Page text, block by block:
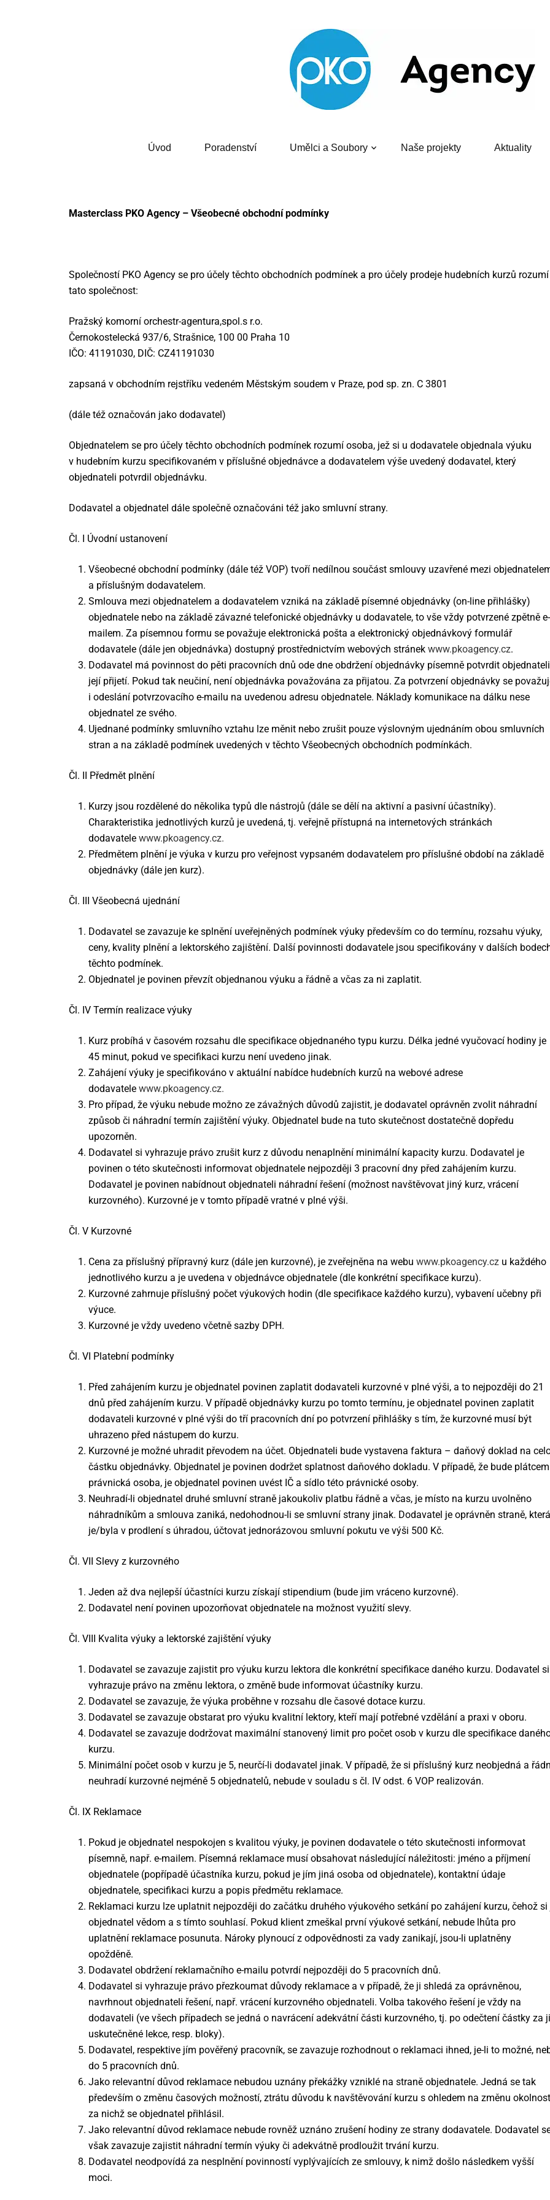
Úvod Poradenství Umělci a Soubory Naše projekty Aktuality
Masterclass PKO Agency – Všeobecné obchodní podmínky
Společností PKO Agency se pro účely těchto obchodních podmínek a pro účely prodeje hudebních kurzů rozumí
tato společnost:
Pražský komorní orchestr-agentura,spol.s r.o.
Černokostelecká 937/6, Strašnice, 100 00 Praha 10
IČO: 41191030, DIČ: CZ41191030
zapsaná v obchodním rejstříku vedeném Městským soudem v Praze, pod sp. zn. C 3801
(dále též označován jako dodavatel)
Objednatelem se pro účely těchto obchodních podmínek rozumí osoba, jež si u dodavatele objednala výuku
v hudebním kurzu specifikovaném v příslušné objednávce a dodavatelem výše uvedený dodavatel, který
objednateli potvrdil objednávku.
Dodavatel a objednatel dále společně označováni též jako smluvní strany.
Čl. I Úvodní ustanovení
Všeobecné obchodní podmínky (dále též VOP) tvoří nedílnou součást smlouvy uzavřené mezi
a příslušným dodavatelem.
Smlouva mezi objednatelem a dodavatelem vzniká na základě písemné objednávky (on-line přihlášky)
objednatele nebo na základě závazné telefonické objednávky u dodavatele, to vše vždy potvrzené zpětně e-
mailem. Za písemnou formu se považuje elektronická pošta a elektronický objednávkový formulář
dodavatele (dále jen objednávka) dostupný prostřednictvím webových stránek www.pkoagency.cz.
Dodavatel má povinnost do pěti pracovních dnů ode dne obdržení objednávky písemně potvrdit objednateli
její přijetí. Pokud tak neučiní, není objednávka považována za přijatou. Za potvrzení objednávky se
i odeslání potvrzovacího e-mailu na uvedenou adresu objednatele. Náklady komunikace na dálku nese
objednatel ze svého.
Ujednané podmínky smluvního vztahu lze měnit nebo zrušit pouze výslovným ujednáním obou smluvních
stran a na základě podmínek uvedených v těchto Všeobecných obchodních podmínkách.
Čl. II Předmět plnění
Kurzy jsou rozdělené do několika typů dle nástrojů (dále se dělí na aktivní a pasivní účastníky).
Charakteristika jednotlivých kurzů je uvedená, tj. veřejně přístupná na internetových stránkách
dodavatele www.pkoagency.cz.
Předmětem plnění je výuka v kurzu pro veřejnost vypsaném dodavatelem pro příslušné období na základě
objednávky (dále jen kurz).
Čl. III Všeobecná ujednání
Dodavatel se zavazuje ke splnění uveřejněných podmínek výuky především co do termínu, rozsahu výuky,
ceny, kvality plnění a lektorského zajištění. Další povinnosti dodavatele jsou specifikovány v dalších
těchto podmínek.
Objednatel je povinen převzít objednanou výuku a řádně a včas za ni zaplatit.
Čl. IV Termín realizace výuky
Kurz probíhá v časovém rozsahu dle specifikace objednaného typu kurzu. Délka jedné vyučovací hodiny je
45 minut, pokud ve specifikaci kurzu není uvedeno jinak.
Zahájení výuky je specifikováno v aktuální nabídce hudebních kurzů na webové adrese
dodavatele www.pkoagency.cz.
Pro případ, že výuku nebude možno ze závažných důvodů zajistit, je dodavatel oprávněn zvolit náhradní
způsob či náhradní termín zajištění výuky. Objednatel bude na tuto skutečnost dostatečně dopředu
upozorněn.
Dodavatel si vyhrazuje právo zrušit kurz z důvodu nenaplnění minimální kapacity kurzu. Dodavatel je
povinen o této skutečnosti informovat objednatele nejpozději 3 pracovní dny před zahájením kurzu.
Dodavatel je povinen nabídnout objednateli náhradní řešení (možnost navštěvovat jiný kurz, vrácení
kurzovného). Kurzovné je v tomto případě vratné v plné výši.
Čl. V Kurzovné
Cena za příslušný přípravný kurz (dále jen kurzovné), je zveřejněna na webu www.pkoagency.cz u každého
jednotlivého kurzu a je uvedena v objednávce objednatele (dle konkrétní specifikace kurzu).
Kurzovné zahrnuje příslušný počet výukových hodin (dle specifikace každého kurzu), vybavení učebny při
výuce.
Kurzovné je vždy uvedeno včetně sazby DPH.
Čl. VI Platební podmínky
Před zahájením kurzu je objednatel povinen zaplatit dodavateli kurzovné v plné výši, a to nejpozději do 21
dnů před zahájením kurzu. V případě objednávky kurzu po tomto termínu, je objednatel povinen zaplatit
dodavateli kurzovné v plné výši do tří pracovních dní po potvrzení přihlášky s tím, že kurzovné musí být
uhrazeno před nástupem do kurzu.
Kurzovné je možné uhradit převodem na účet. Objednateli bude vystavena faktura – daňový doklad na
částku objednávky. Objednatel je povinen dodržet splatnost daňového dokladu. V případě, že bude plátcem
právnická osoba, je objednatel povinen uvést IČ a sídlo této právnické osoby.
Neuhradí-li objednatel druhé smluvní straně jakoukoliv platbu řádně a včas, je místo na kurzu uvolněno
náhradníkům a smlouva zaniká, nedohodnou-li se smluvní strany jinak. Dodavatel je oprávněn straně, která
je/byla v prodlení s úhradou, účtovat jednorázovou smluvní pokutu ve výši 500 Kč.
Čl. VII Slevy z kurzovného
Jeden až dva nejlepší účastníci kurzu získají stipendium (bude jim vráceno kurzovné).
Dodavatel není povinen upozorňovat objednatele na možnost využití slevy.
Čl. VIII Kvalita výuky a lektorské zajištění výuky
Dodavatel se zavazuje zajistit pro výuku kurzu lektora dle konkrétní specifikace daného kurzu. Dodavatel si
vyhrazuje právo na změnu lektora, o změně bude informovat účastníky kurzu.
Dodavatel se zavazuje, že výuka proběhne v rozsahu dle časové dotace kurzu.
Dodavatel se zavazuje obstarat pro výuku kvalitní lektory, kteří mají potřebné vzdělání a praxi v oboru.
Dodavatel se zavazuje dodržovat maximální stanovený limit pro počet osob v kurzu dle specifikace
kurzu.
Minimální počet osob v kurzu je 5, neurčí-li dodavatel jinak. V případě, že si příslušný kurz neobjedná a
neuhradí kurzovné nejméně 5 objednatelů, nebude v souladu s čl. IV odst. 6 VOP realizován.
Čl. IX Reklamace
Pokud je objednatel nespokojen s kvalitou výuky, je povinen dodavatele o této skutečnosti informovat
písemně, např. e-mailem. Písemná reklamace musí obsahovat následující náležitosti: jméno a příjmení
objednatele (popřípadě účastníka kurzu, pokud je jím jiná osoba od objednatele), kontaktní údaje
objednatele, specifikaci kurzu a popis předmětu reklamace.
Reklamaci kurzu lze uplatnit nejpozději do začátku druhého výukového setkání po zahájení kurzu, čehož si
objednatel vědom a s tímto souhlasí. Pokud klient zmeškal první výukové setkání, nebude lhůta pro
uplatnění reklamace posunuta. Nároky plynoucí z odpovědnosti za vady zanikají, jsou-li uplatněny
opožděně.
Dodavatel obdržení reklamačního e-mailu potvrdí nejpozději do 5 pracovních dnů.
Dodavatel si vyhrazuje právo přezkoumat důvody reklamace a v případě, že ji shledá za oprávněnou,
navrhnout objednateli řešení, např. vrácení kurzovného objednateli. Volba takového řešení je vždy na
dodavateli (ve všech případech se jedná o navrácení adekvátní části kurzovného, tj. po odečtení částky za
uskutečněné lekce, resp. bloky).
Dodavatel, respektive jím pověřený pracovník, se zavazuje rozhodnout o reklamaci ihned, je-li to možné,
do 5 pracovních dnů.
Jako relevantní důvod reklamace nebudou uznány překážky vzniklé na straně objednatele. Jedná se tak
především o změnu časových možností, ztrátu důvodu k navštěvování kurzu s ohledem na změnu
za nichž se objednatel přihlásil.
Jako relevantní důvod reklamace nebude rovněž uznáno zrušení hodiny ze strany dodavatele. Dodavatel
však zavazuje zajistit náhradní termín výuky či adekvátně prodloužit trvání kurzu.
Dodavatel neodpovídá za nesplnění povinností vyplývajících ze smlouvy, k nimž došlo následkem vyšší
moci.